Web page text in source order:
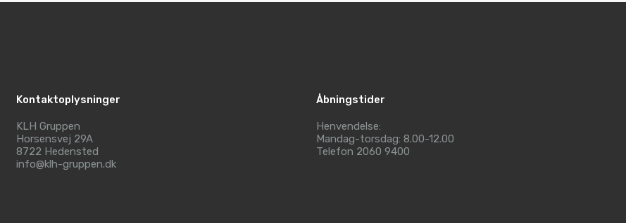
Kontaktoplysninger
KLH Gruppen
Horsensvej 29A
8722 Hedensted
info@klh-gruppen.dk
Åbningstider
Henvendelse:
Mandag-torsdag: 8.00-12.00
Telefon 2060 9400